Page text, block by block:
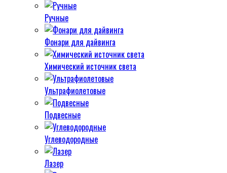
Ручные
Фонари для дайвинга
Химический источник света
Ультрафиолетовые
Подвесные
Углеводородные
Лазер